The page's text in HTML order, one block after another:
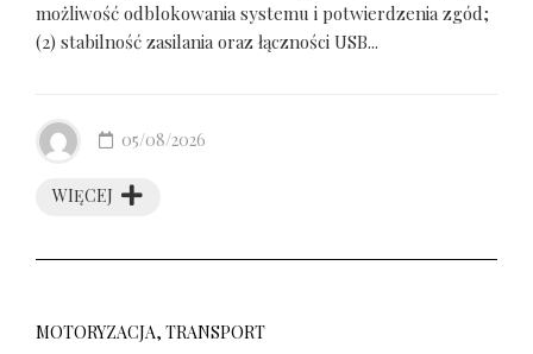
możliwość odblokowania systemu i potwierdzenia zgód;
(2) stabilność zasilania oraz łączności USB...
WIĘCEJ
05/08/2026
MOTORYZACJA, TRANSPORT